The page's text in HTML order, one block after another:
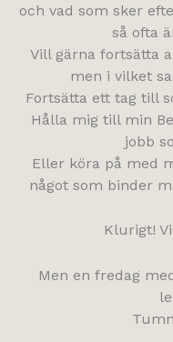
och vad som sker
så ofta
Vill gärna fortsätta
men i vilket
Fortsätta ett tag till
Hålla mig till min
jobb
Eller köra på med
något som binder
Klurigt!
Men en fredag